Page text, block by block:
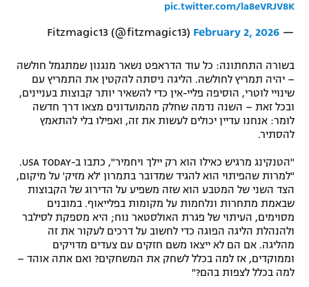
pic.twitter.com/la8eVRJV8K
— Fitzmagic13 (@fitzmagic13)
February 2, 2026
בשורה התחתונה: כל עוד הדראפט נשאר מנגנון שמתגמל חולשה
– יהיה תמריץ לחולשה. הליגה ניסתה להקטין את התמריץ עם
שינויי לוטרי, הוסיפה פליי-אין כדי להשאיר יותר קבוצות בעניינים,
ובכל זאת – השנה נדמה שחלק מהמועדונים מצאו דרך חדשה
לומר: אנחנו עדיין יכולים לעשות את זה, ואפילו בלי להתאמץ
להסתיר.
"הטנקינג מרגיש כאילו הוא רק יילך ויחמיר", כתבו ב-USA TODAY.
"למרות שהפיתוי הוא להגיד שמדובר בתמרון 'לא מזיק' על מיקום,
הצד השני של המטבע הוא שזה משפיע על הדירוג של הקבוצות
שבאמת מתחרות ונלחמות על מקומות בפלייאוף. במובנים
מסוימים, העיתוי של פגרת האולסטאר נוח; היא מספקת לסילבר
ולהנהלת הליגה הפוגה כדי לחשוב על דרכים לעקור את זה
מהליגה. אם הם לא ייצאו משם חזקים עם צעדים מדויקים
וממוקדים, אז למה בכלל לשחק את המשחקים? ואם אתה אוהד –
למה בכלל לצפות בהם?"